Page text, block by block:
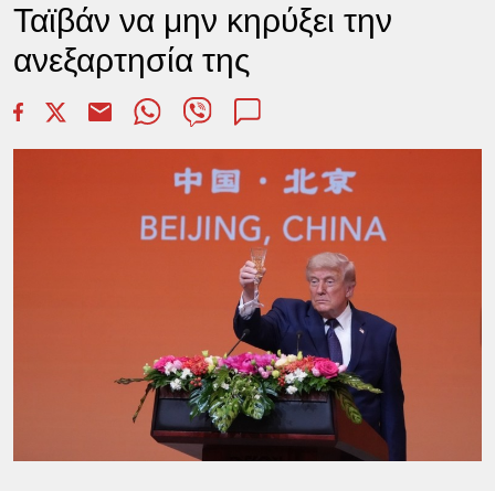
Ταϊβάν να μην κηρύξει την
ανεξαρτησία της